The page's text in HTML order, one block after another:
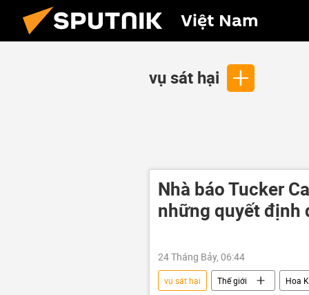
Việt Nam
vụ sát hại
Nhà báo Tucker
những quyết định
24 Tháng Bảy, 06:44
vụ sát hại Thế giới Hoa